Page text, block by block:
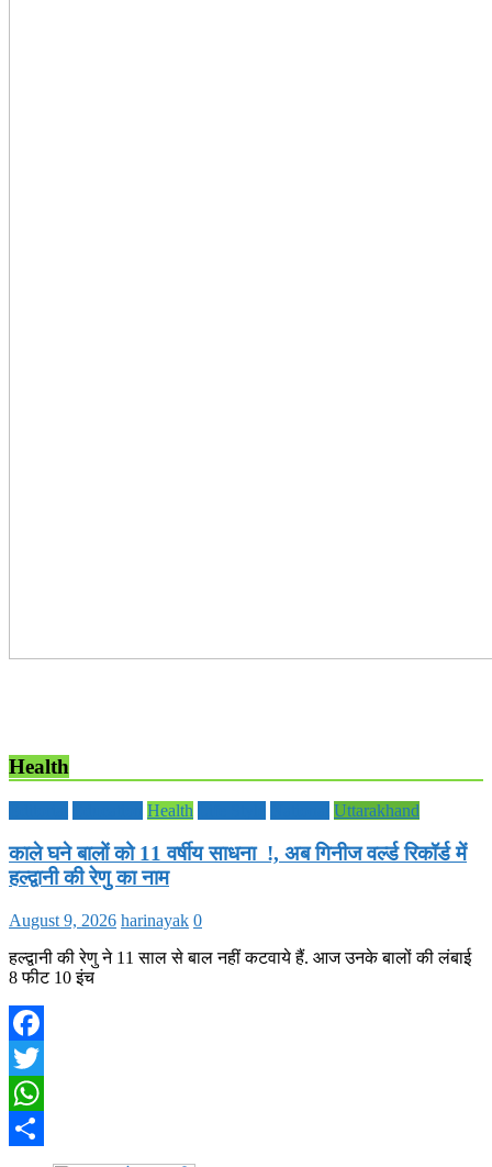
Health
Health Uttarakhand
काले घने बालों को 11 वर्षीय साधना !, अब गिनीज वर्ल्ड रिकॉर्ड में
हल्द्वानी की रेणु का नाम
August 9, 2026 harinayak 0
हल्द्वानी की रेणु ने 11 साल से बाल नहीं कटवाये हैं. आज उनके बालों की लंबाई
8 फीट 10 इंच
Facebook
Twitter
WhatsApp